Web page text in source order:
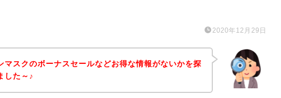
2020年12月29日
マスクのボーナスセールなどお得な情報がないかを探
した～♪